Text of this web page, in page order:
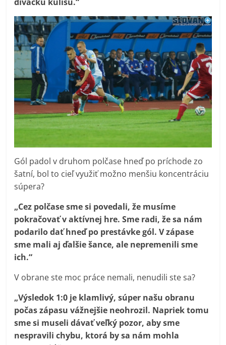
Gól padol v druhom polčase hneď po príchode zo
šatní, bol to cieľ využiť možno menšiu koncentráciu
súpera?
„Cez polčase sme si povedali, že musíme
pokračovať v aktívnej hre. Sme radi, že sa nám
podarilo dať hneď po prestávke gól. V zápase
sme mali aj ďalšie šance, ale nepremenili sme
ich.“
V obrane ste moc práce nemali, nenudili ste sa?
„Výsledok 1:0 je klamlivý, súper našu obranu
počas zápasu vážnejšie neohrozil. Napriek tomu
sme si museli dávať veľký pozor, aby sme
nespravili chybu, ktorá by sa nám mohla